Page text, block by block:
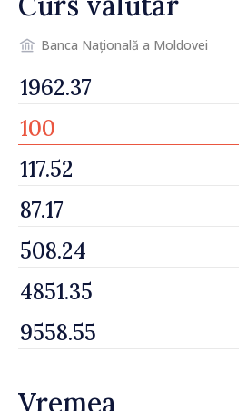
Banca Națională a Moldovei
Vremea